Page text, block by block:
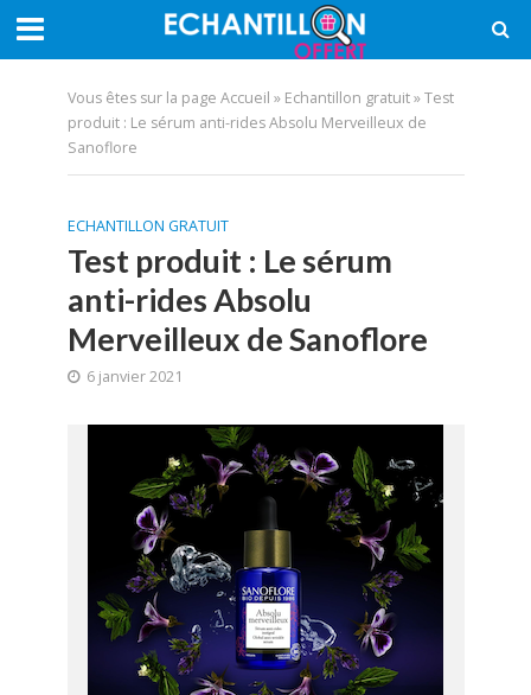
Vous êtes sur la page Accueil » Echantillon gratuit»Test
produit : Le sérum anti-rides Absolu Merveilleux de
Sanoflore
ECHANTILLON GRATUIT
Test produit : Le sérum
anti-rides Absolu
Merveilleux de Sanoflore
6 janvier 2021